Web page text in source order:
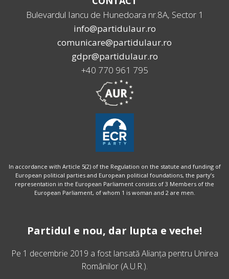
Bulevardul Iancu de Hunedoara nr.8A, Sector 1
info@partidulaur.ro
comunicare@partidulaur.ro
gdpr@partidulaur.ro
+40 770 961 795
In accordance with Article 5(2) of the Regulation on the statute and funding of
European political parties and European political foundations, the party’s
representation in the European Parliament consists of 3 Members of the
European Parliament, of whom 1 is woman and 2 are men.
Partidul e nou, dar lupta e veche!
Pe 1 decembrie 2019 a fost lansatăAlianța pentru Unirea
Românilor (A.U.R.).